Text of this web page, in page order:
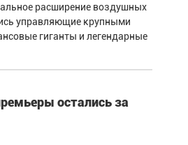
расширение воздушных
управляющие крупными
гиганты и легендарные
остались за